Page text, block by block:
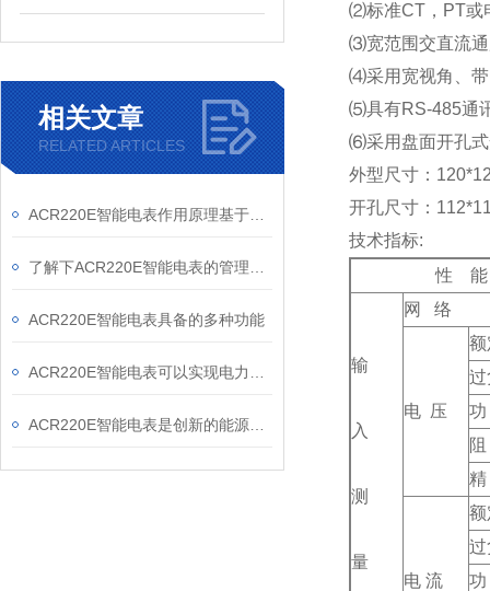
相关文章
RELATED ARTICLES
ACR220E智能电表具备的多种功能
⑵标准CT，PT
⑶宽范围交直流
⑷采用宽视角、
⑸具有RS-485通
⑹采用盘面开孔
外型尺寸：
开孔尺寸：
技术指标:
性 能
输
入
测
量
网 络
电 压
额
过
电 流
额
过